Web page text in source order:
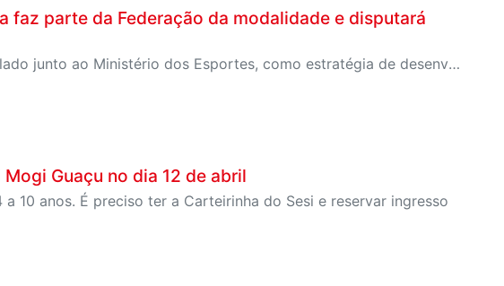
faz parte da Federação da modalidade e disputará
O projeto de futebol feminino está vinculado junto ao Ministério dos Esportes, como estratégia de desenvolvimento do esporte no Brasil e a Copa do Mundo FIFA 2027
Guaçu no dia 12 de abril
10 anos. É preciso ter a Carteirinha do Sesi e reservar ingresso